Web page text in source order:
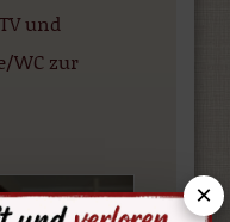
und
WC zur
×